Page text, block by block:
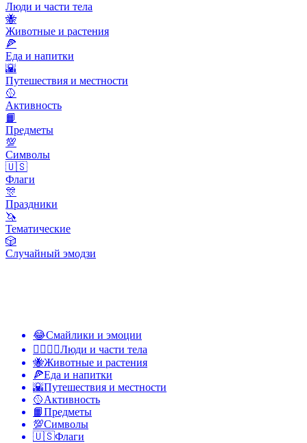
Люди и части тела
🐝
Животные и растения
🍕
Еда и напитки
🌇
Путешествия и местности
🥎
Активность
📙
Предметы
💯
Символы
🇺🇸
Флаги
🎊
Праздники
🦄
Тематические
🎲
Случайный эмодзи
😂Смайлики и эмоции
👩‍❤️‍💋‍👨Люди и части тела
🐝Животные и растения
🍕Еда и напитки
🌇Путешествия и местности
🥎Активность
📙Предметы
💯Символы
🇺🇸Флаги